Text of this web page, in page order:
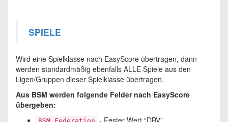
SPIELE
Wird eine Spielklasse nach EasyScore übertragen, dann
werden standardmäßig ebenfalls ALLE Spiele aus den
Ligen/Gruppen dieser Spielklasse übertragen.
Aus BSM werden folgende Felder nach EasyScore
übergeben:
- Fester Wert “DBV”